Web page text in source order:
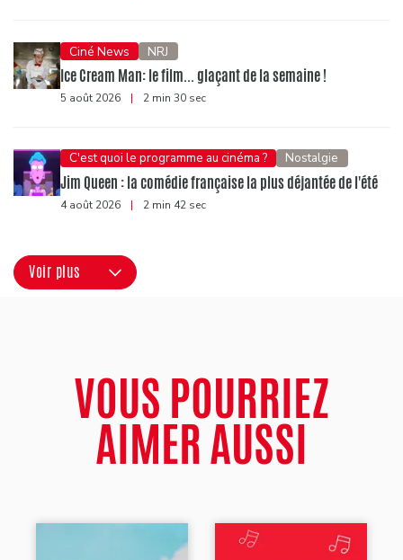
Ciné News NRJ
Ice Cream Man: le film... glaçant de la semaine !
5 août 2026 | 2 min 30 sec
C'est quoi le programme au cinéma ? Nostalgie
Jim Queen : la comédie française la plus déjantée de l'été
4 août 2026 | 2 min 42 sec
Voir plus
VOUS POURRIEZ
AIMER AUSSI